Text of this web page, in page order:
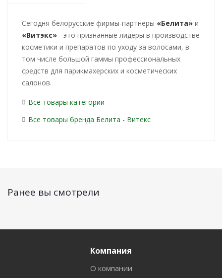
Cегодня белорусские фирмы-партнеры «Белита» и
«Витэкс» - это признанные лидеры в производстве
косметики и препаратов по уходу за волосами, в
том числе большой гаммы профессиональных
средств для парикмахерских и косметических
салонов.
Все товары категории
Все товары бренда Белита - Витекс
Ранее вы смотрели
Компания
О компании